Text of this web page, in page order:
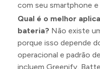
com seu smartphone
Qual é o melhor
bateria? Não existe
porque isso depende
operacional e padrão
incluem Greenify,